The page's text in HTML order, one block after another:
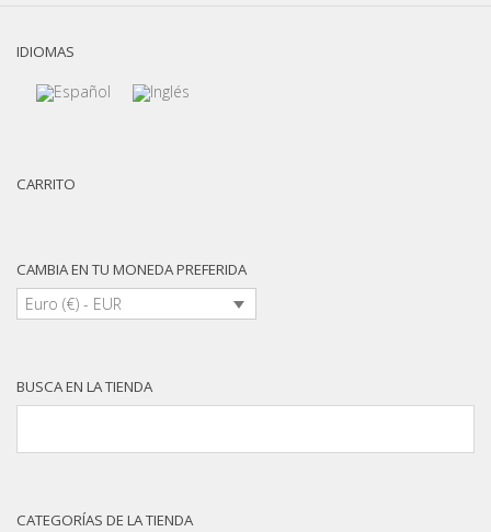
IDIOMAS
CARRITO
CAMBIA EN TU MONEDA PREFERIDA
Euro (€) - EUR
BUSCA EN LA TIENDA
CATEGORÍAS DE LA TIENDA